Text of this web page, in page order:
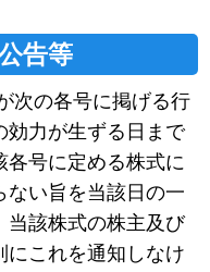
告等
の各号に掲げる行
効力が生ずる日まで
各号に定める株式に
ない旨を当該日の一
当該株式の株主及び
にこれを通知しなけ